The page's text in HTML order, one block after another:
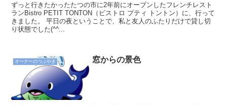
ずっと行きたかったたつの市に2年前にオープンしたフレンチレスト
ランBistro PETIT TONTON（ビストロ プティ トントン）に、行って
きました。 平日の夜ということで、私と友人のふたりだけで貸し切
り状態でした(^^...
オーナーのつぶやき 窓からの景色